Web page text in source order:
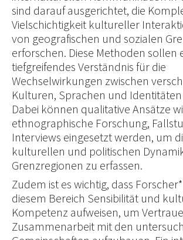
sind darauf ausgerichtet, die
Vielschichtigkeit kultureller
von geografischen und sozialen
erforschen. Diese Methoden sollen
tiefgreifendes Verständnis für die
Wechselwirkungen zwischen
Kulturen, Sprachen und
Dabei können qualitative Ansätze
ethnographische Forschung,
Interviews eingesetzt werden, um
kulturellen und politischen
Grenzregionen zu erfassen.
Zudem ist es wichtig, dass
diesem Bereich Sensibilität und
Kompetenz aufweisen, um
Zusammenarbeit mit den